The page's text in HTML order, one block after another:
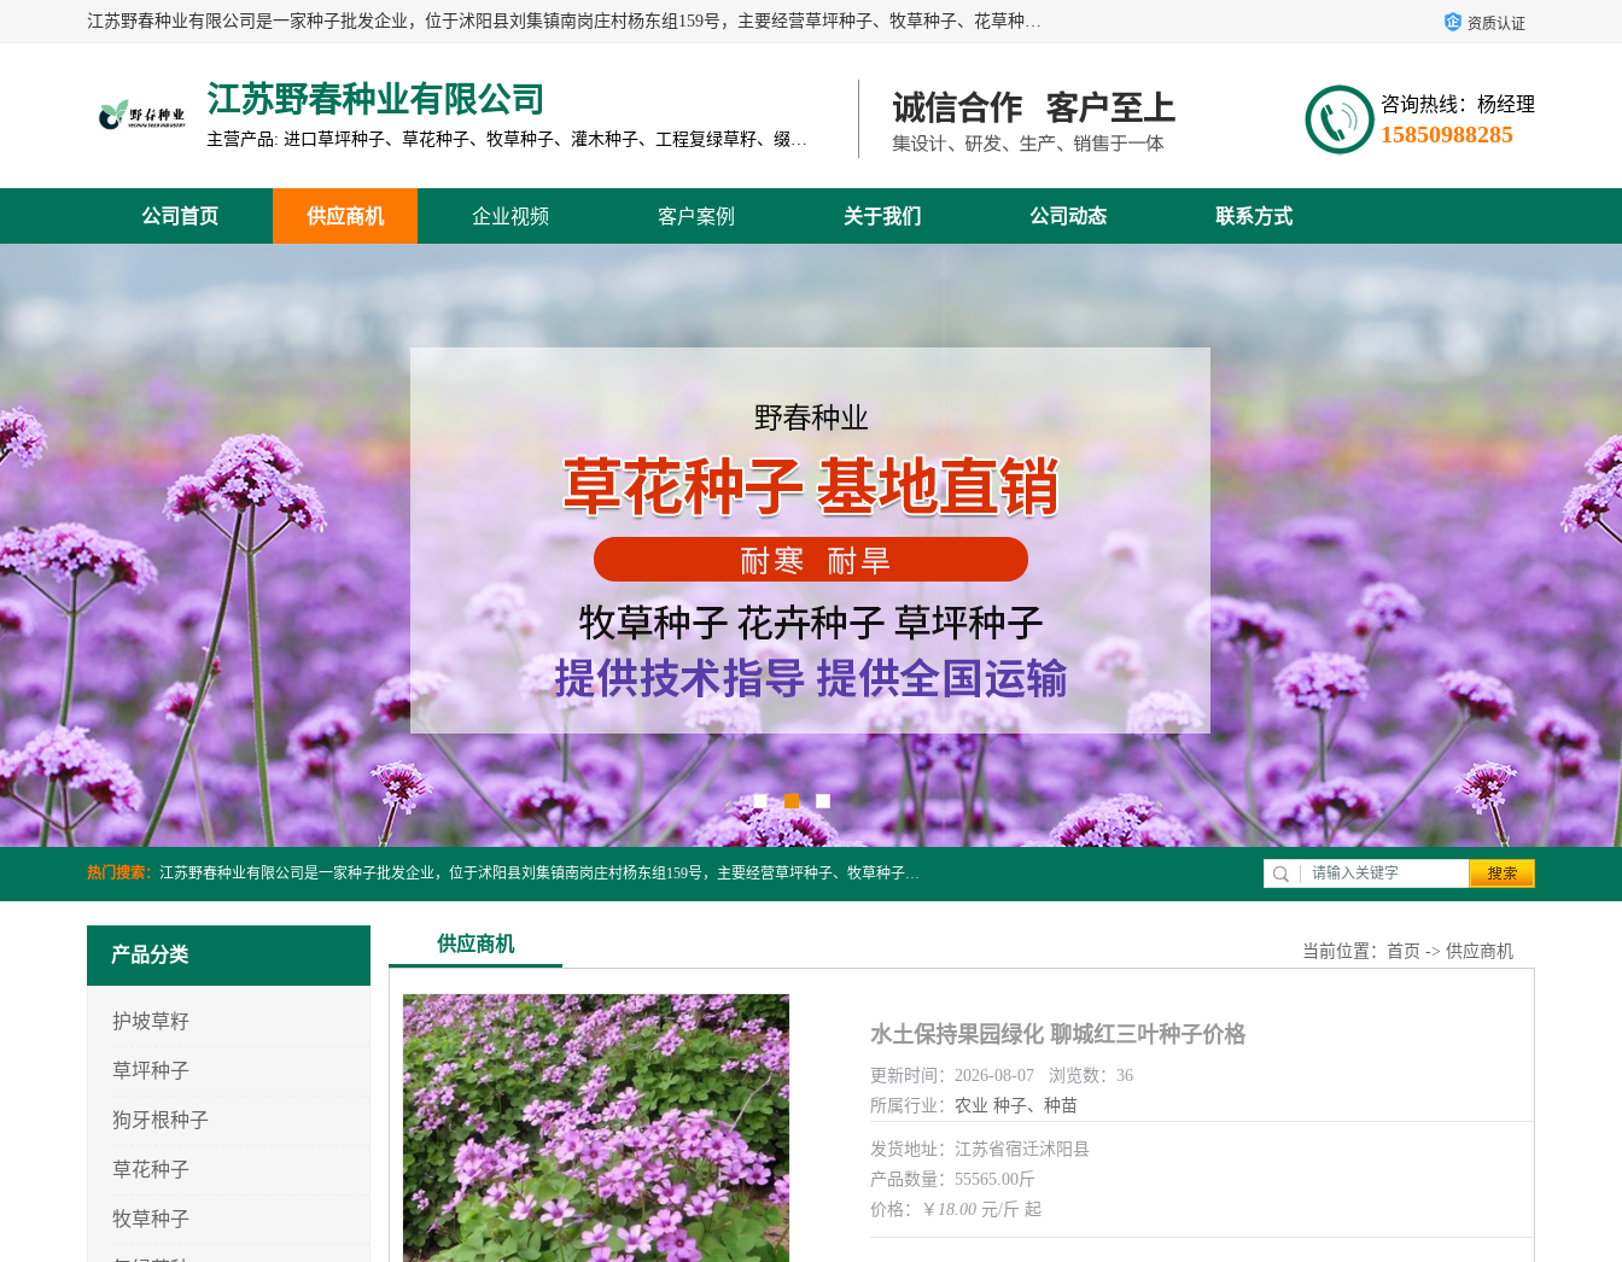
江苏野春种业有限公司是一家种子批发企业，位于沭阳县刘集镇南岗庄村杨东组159号，主要经营草坪种子、牧草种子、花草种子、复绿草种、绿化草籽、护坡草籽、绿肥种子、灌木种子、黑麦草种子、高羊茅种子、早熟禾种子、狗牙根种子、剪股颖种子等。 资质认证
江苏野春种业有限公司
主营产品: 进口草坪种子、草花种子、牧草种子、灌木种子、工程复绿草籽、缀花组合种子
咨询热线：杨经理
15850988285
公司首页 供应商机 企业视频 客户案例 关于我们 公司动态 联系方式
热门搜索： 江苏野春种业有限公司是一家种子批发企业，位于沭阳县刘集镇南岗庄村杨东组159号，主要经营草坪种子、牧草种子、花草种子、复绿草种、绿化草籽、护坡草籽、绿肥种子、灌木种子、黑麦草种子、高羊茅种子、早熟禾种子、狗牙根种子、剪股颖种子等。
产品分类
护坡草籽
草坪种子
狗牙根种子
草花种子
牧草种子
供应商机 当前位置： 首页 -> 供应商机
水土保持果园绿化 聊城红三叶种子价格
更新时间：2026-08-07 浏览数：36
所属行业： 农业 种子、种苗
发货地址：江苏省宿迁沭阳县
产品数量：55565.00斤
价格：￥ 18.00 元/斤 起